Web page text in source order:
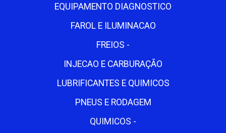
EQUIPAMENTO DIAGNOSTICO
FAROL E ILUMINACAO
FREIOS -
INJECAO E CARBURAÇÃO
LUBRIFICANTES E QUIMICOS
PNEUS E RODAGEM
QUIMICOS -